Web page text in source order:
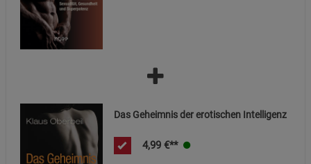
Das Geheimnis der erotischen Intelligenz
4,99 €**